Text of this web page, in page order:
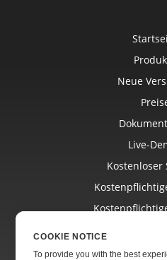
Neue
Live-
Kostenloser
COOKIE NOTICE
To provide you with the best